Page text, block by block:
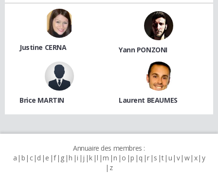
Justine CERNA Yann PONZONI
Brice MARTIN Laurent BEAUMES
Annuaire des membres :
a b c d e f g h i j k l m n o p q r s t u v w x y
z